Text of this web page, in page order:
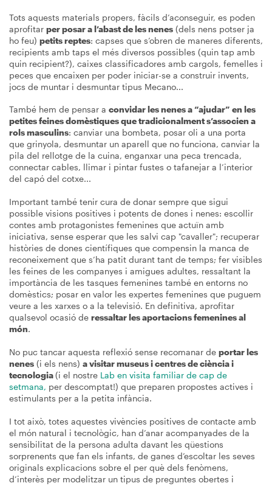
Tots aquests materials propers, fàcils d’aconseguir, es poden
aprofitar per posar a l’abast de les nenes (dels nens potser ja
ho feu) petits reptes: capses que s’obren de maneres diferents,
recipients amb taps el més diversos possibles (quin tap amb
quin recipient?), caixes classificadores amb cargols, femelles i
peces que encaixen per poder iniciar-se a construir invents,
jocs de muntar i desmuntar tipus Mecano...
També hem de pensar a convidar les nenes a “ajudar” en les
petites feines domèstiques que tradicionalment s’associen a
rols masculins: canviar una bombeta, posar oli a una porta
que grinyola, desmuntar un aparell que no funciona, canviar la
pila del rellotge de la cuina, enganxar una peca trencada,
connectar cables, llimar i pintar fustes o tafanejar a l’interior
del capó del cotxe...
Important també tenir cura de donar sempre que sigui
possible visions positives i potents de dones i nenes: escollir
contes amb protagonistes femenines que actuïn amb
iniciativa, sense esperar que les salvi cap "cavaller"; recuperar
històries de dones científiques que compensin la manca de
reconeixement que s’ha patit durant tant de temps; fer visibles
les feines de les companyes i amigues adultes, ressaltant la
importància de les tasques femenines també en entorns no
domèstics; posar en valor les expertes femenines que puguem
veure a les xarxes o a la televisió. En definitiva, aprofitar
qualsevol ocasió de ressaltar les aportacions femenines al
món.
No puc tancar aquesta reflexió sense recomanar de portar les
nenes (i els nens) a visitar museus i centres de ciència i
tecnologia(i el nostre Lab en visita familiar de cap de
setmana, per descomptat!) que preparen propostes actives i
estimulants per a la petita infància.
I tot això, totes aquestes vivències positives de contacte amb
el món natural i tecnològic, han d’anar acompanyades de la
sensibilitat de la persona adulta davant les qüestions
sorprenents que fan els infants, de ganes d’escoltar les seves
originals explicacions sobre el per què dels fenòmens,
d’interès per modelitzar un tipus de preguntes obertes i